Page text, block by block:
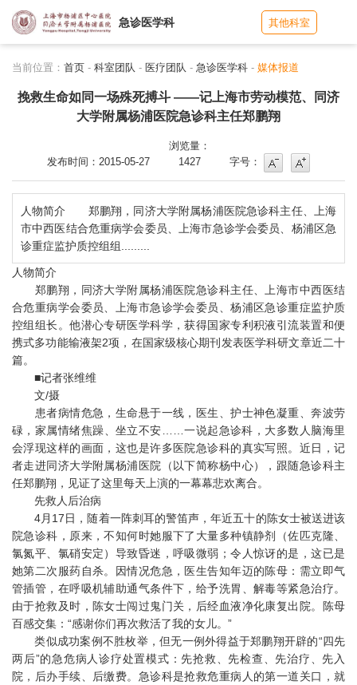
急诊医学科 其他科室
当前位置： 首页 - 科室团队 - 医疗团队 - 急诊医学科 - 媒体报道
挽救生命如同一场殊死搏斗 ——记上海市劳动模范、同济
大学附属杨浦医院急诊科主任郑鹏翔
发布时间：2015-05-27
浏览量：
1427
字号：
字号字号增大
人物简介 郑鹏翔，同济大学附属杨浦医院急诊科主任、上海
市中西医结合危重病学会委员、上海市急诊学会委员、杨浦区急
诊重症监护质控组组.........
人物简介
郑鹏翔，同济大学附属杨浦医院急诊科主任、上海市中西医结
合危重病学会委员、上海市急诊学会委员、杨浦区急诊重症监护质
控组组长。他潜心专研医学科学，获得国家专利积液引流装置和便
携式多功能输液架2项，在国家级核心期刊发表医学科研文章近二十
篇。
■记者张维维
文/摄
患者病情危急，生命悬于一线，医生、护士神色凝重、奔波劳
碌，家属情绪焦躁、坐立不安……一说起急诊科，大多数人脑海里
会浮现这样的画面，这也是许多医院急诊科的真实写照。近日，记
者走进同济大学附属杨浦医院（以下简称杨中心），跟随急诊科主
任郑鹏翔，见证了这里每天上演的一幕幕悲欢离合。
先救人后治病
4月17日，随着一阵刺耳的警笛声，年近五十的陈女士被送进该
院急诊科，原来，不知何时她服下了大量多种镇静剂（佐匹克隆、
氯氮平、氯硝安定）导致昏迷，呼吸微弱；令人惊讶的是，这已是
她第二次服药自杀。因情况危急，医生告知年迈的陈母：需立即气
管插管，在呼吸机辅助通气条件下，给予洗胃、解毒等紧急治疗。
由于抢救及时，陈女士闯过鬼门关，后经血液净化康复出院。陈母
百感交集：“感谢你们再次救活了我的女儿。”
类似成功案例不胜枚举，但无一例外得益于郑鹏翔开辟的“四先
两后”的急危病人诊疗处置模式：先抢救、先检查、先治疗、先入
院，后办手续、后缴费。急诊科是抢救危重病人的第一道关口，就